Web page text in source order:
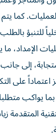
كما
للتنبؤ
الإمداد،
إلى
على
بما يواكب
المتقدمة